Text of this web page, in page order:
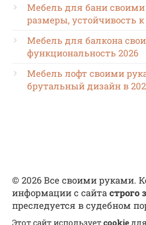
Мебель для бани
размеры, устойчивость к
Мебель для балкона
функциональность 2026
Мебель лофт своими
брутальный дизайн в
© 2026 Все своими руками.
информации с сайта строго
преследуется в судебном
Этот сайт используетcookie